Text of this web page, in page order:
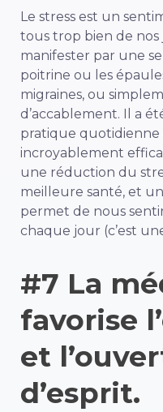
Le stress est un
tous trop bien de nos
manifester par une
poitrine ou les
migraines, ou
d’accablement. Il a
pratique quotidienne
incroyablement
une réduction du
meilleure santé, et
permet de nous
chaque jour (c’est
#7 La
favorise
et
d’esprit.